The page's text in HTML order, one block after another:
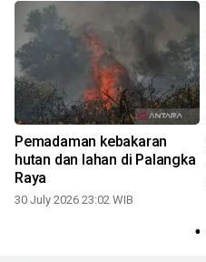
Pemadaman kebakaran
hutan dan lahan di Palangka
Raya
30 July 2026 23:02 WIB